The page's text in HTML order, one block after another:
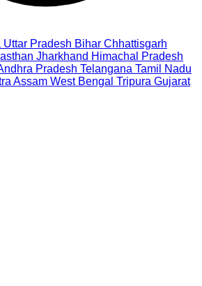
Uttar Pradesh Bihar Chhattisgarh
Jharkhand Himachal Pradesh
Pradesh Telangana Tamil Nadu
Assam West Bengal Tripura Gujarat